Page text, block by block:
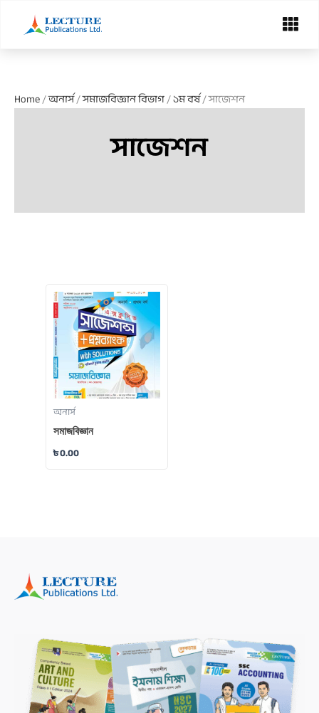
Menu
Home/অনার্স/সমাজবিজ্ঞান বিভাগ/১ম বর্ষ/ সাজেশন
সাজেশন
অনার্স
সমাজবিজ্ঞান
৳0.00